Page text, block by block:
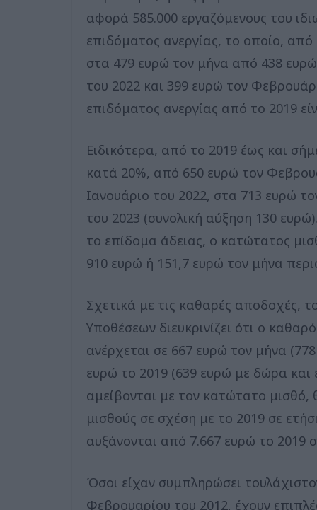
αφορά 585.000 εργαζόμενους του
επιδόματος ανεργίας, το οποίο,
στα 479 ευρώ τον μήνα από 438
του 2022 και 399 ευρώ τον
επιδόματος ανεργίας από το 2019
Ειδικότερα, από το 2019 έως και
κατά 20%, από 650 ευρώ τον
Ιανουάριο του 2022, στα 713 ευρώ
του 2023 (συνολική αύξηση 130
το επίδομα άδειας, ο κατώτατος
910 ευρώ ή 151,7 ευρώ τον μήνα
Σχετικά με τις καθαρές αποδοχές,
Υποθέσεων διευκρινίζει ότι ο
ανέρχεται σε 667 ευρώ τον μήνα
ευρώ το 2019 (639 ευρώ με δώρα και
αμείβονται με τον κατώτατο μισθό,
μισθούς σε σχέση με το 2019 σε
αυξάνονται από 7.667 ευρώ το 2019
Όσοι είχαν συμπληρώσει
Φεβρουαρίου του 2012, έχουν